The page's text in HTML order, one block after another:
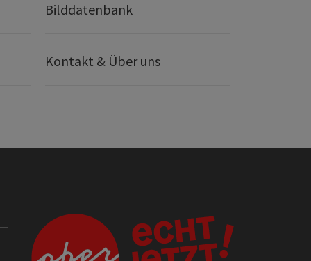
Bilddatenbank
Kontakt & Über uns